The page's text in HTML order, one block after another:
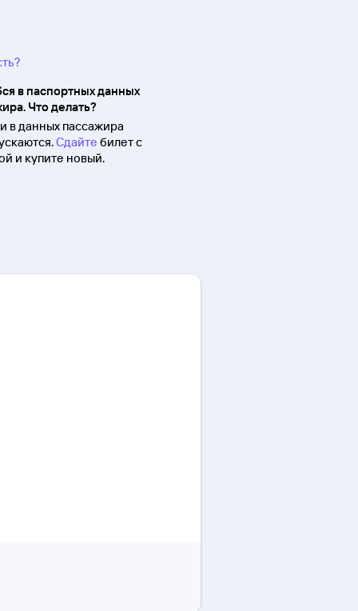
в паспортных данных
Что делать?
в данных пассажира
Сдайте билет с
и купите новый.